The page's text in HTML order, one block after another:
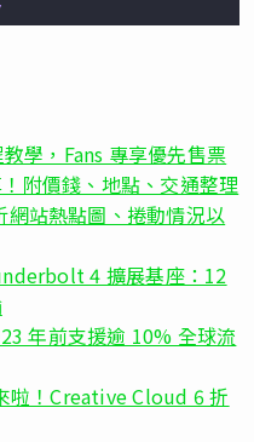
學，Fans 專享優先售票
附價錢、地點、交通整理
站熱點圖、捲動情況以
4 擴展基座：12
年前支援逾 10% 全球流
啦！Creative Cloud 6 折